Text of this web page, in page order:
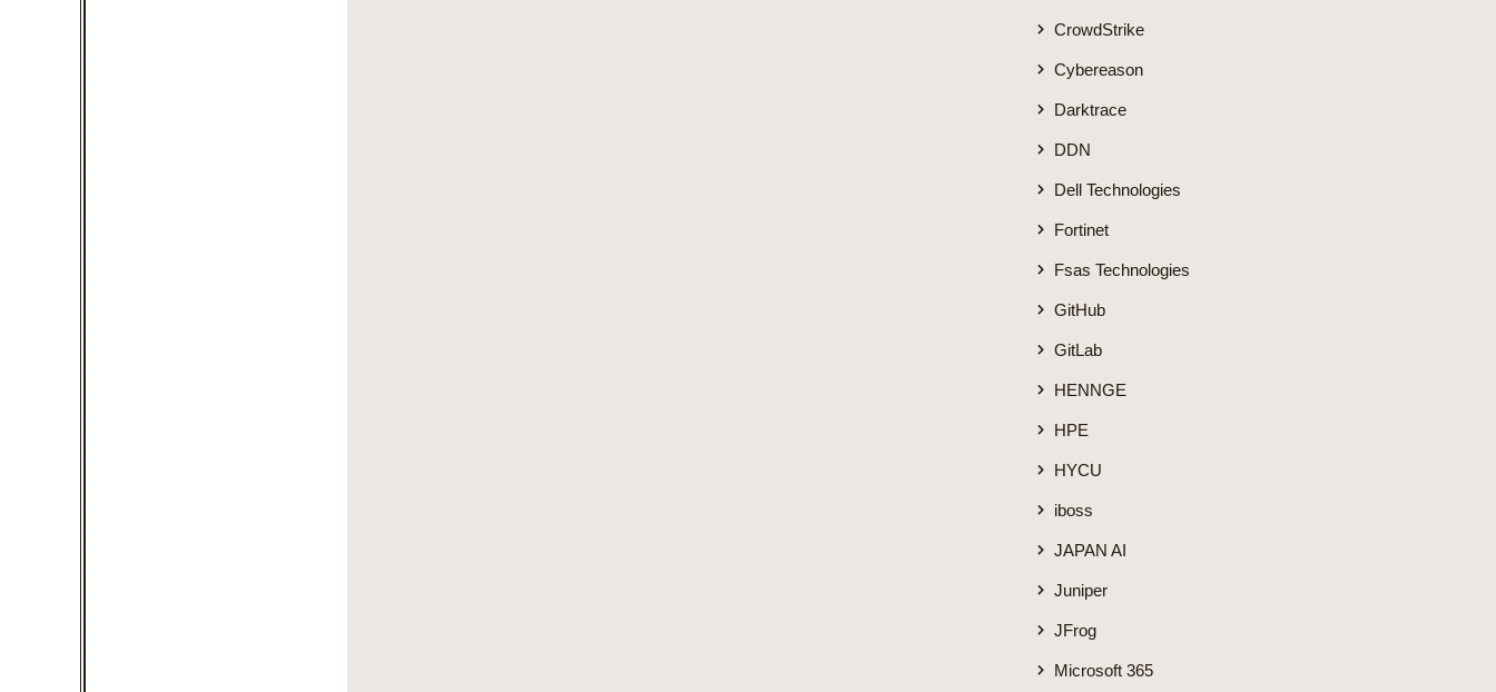
CrowdStrike
Cybereason
Darktrace
DDN
Dell Technologies
Fortinet
Fsas Technologies
GitHub
GitLab
HENNGE
HPE
HYCU
iboss
JAPAN AI
Juniper
JFrog
Microsoft 365